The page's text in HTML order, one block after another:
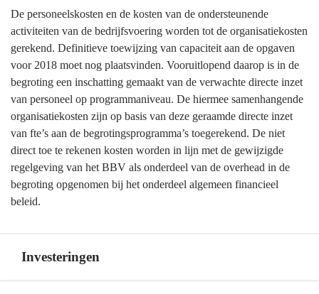
jaarstukken
Salariskosten
Terug
naar
navigatie
Algemene
grondslagen
voor
begroting
jaarstukken
De personeelskosten en de kosten van de ondersteunende
activiteiten van de bedrijfsvoering worden tot de organisatiekosten
gerekend. Definitieve toewijzing van capaciteit aan de opgaven
voor 2018 moet nog plaatsvinden. Vooruitlopend daarop is in de
begroting een inschatting gemaakt van de verwachte directe inzet
van personeel op programmaniveau. De hiermee samenhangende
organisatiekosten zijn op basis van deze geraamde directe inzet
van fte’s aan de begrotingsprogramma’s toegerekend. De niet
direct toe te rekenen kosten worden in lijn met de gewijzigde
regelgeving van het BBV als onderdeel van de overhead in de
begroting opgenomen bij het onderdeel algemeen financieel
beleid.
Investeringen